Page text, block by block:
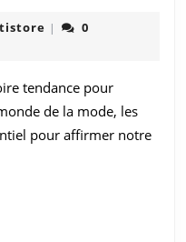
avec
des
optistore
|
0
tendance pour
de la mode, les
pour affirmer notre